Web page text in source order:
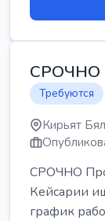
СРОЧНО
Требуются
Кирьят
СРОЧНО
Кейсарии
график